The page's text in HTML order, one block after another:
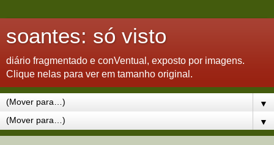
soantes: só visto
diário fragmentado e conVentual, exposto por imagens.
Clique nelas para ver em tamanho original.
▼
▼